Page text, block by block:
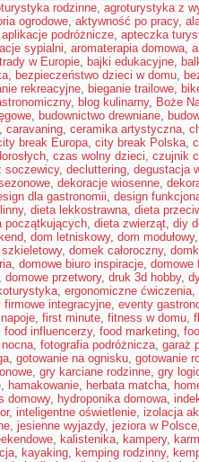
rodzinne, agroturystyka z
ogrodowe, aktywność po pracy,
aplikacje podróżnicze, apteczka
sypialni, aromaterapia domowa,
w Europie, bajki edukacyjne,
, bezpieczeństwo dzieci w domu,
rekreacyjne, bieganie trailowe,
, blog kulinarny, Boże
, budownictwo drewniane,
, caravaning, ceramika artystyczna,
break Europa, city break Polska,
, czas wolny dzieci, czujnik
soczewicy, decluttering, degustacja
, dekoracje wiosenne,
dla gastronomii, design
, dieta lekkostrawna, dieta
początkujących, dieta zwierząt, diy
, dom letniskowy, dom modułowy
, domek całoroczny,
, domowe biuro inspiracje, domowe
, domowe przetwory, druk 3d hobby,
, ergonomiczne ćwiczenia,
firmowe integracyjne, eventy
, first minute, fitness w domu,
food influencerzy, food marketing,
, fotografia podróżnicza, garaż
, gotowanie na ognisku, gotowanie
, gry karciane rodzinne, gry
, hamakowanie, herbata matcha,
domowy, hydroponika domowa,
, inteligentne oświetlenie, izolacja
, jesienne wyjazdy, jeziora w Polsce
, kalistenika, kampery,
, kayaking, kemping rodzinny,